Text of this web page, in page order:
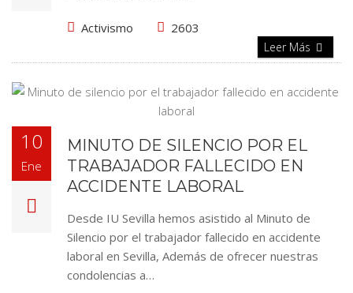
Activismo 2603
Leer Más
10
Ene
MINUTO DE SILENCIO POR EL
TRABAJADOR FALLECIDO EN
ACCIDENTE LABORAL
Desde IU Sevilla hemos asistido al Minuto de
Silencio por el trabajador fallecido en accidente
laboral en Sevilla, Además de ofrecer nuestras
condolencias a…